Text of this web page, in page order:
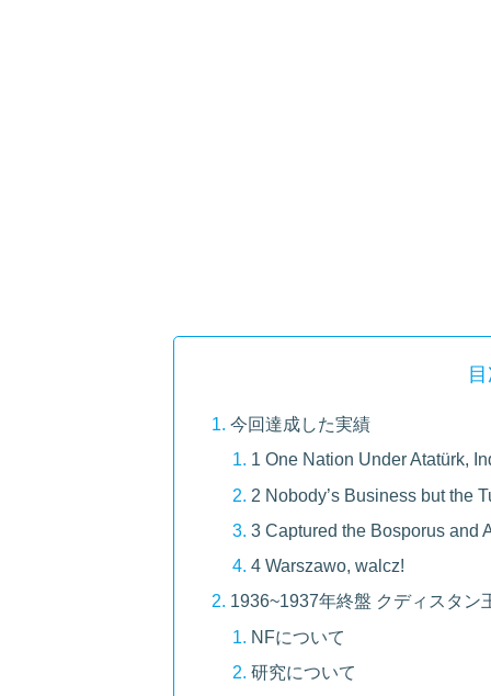
今回達成した実績
1 One Nation Under Atatürk,
2 Nobody’s Business but the
3 Captured the Bosporus and
4 Warszawo, walcz!
1936~1937年終盤 クディスタン
NFについて
研究について